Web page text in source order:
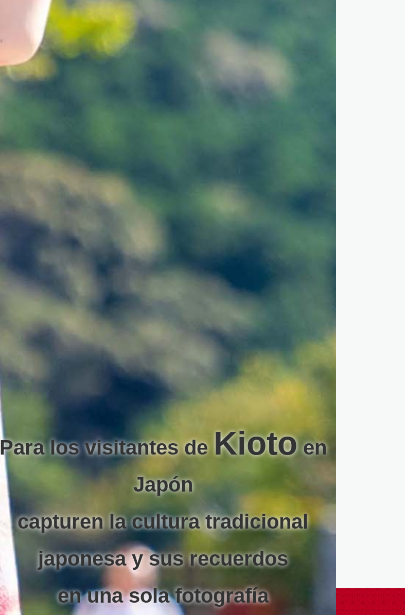
Para los visitantes de Kiotoen
Japón
capturen la cultura tradicional
japonesay sus recuerdos
en una sola fotografía